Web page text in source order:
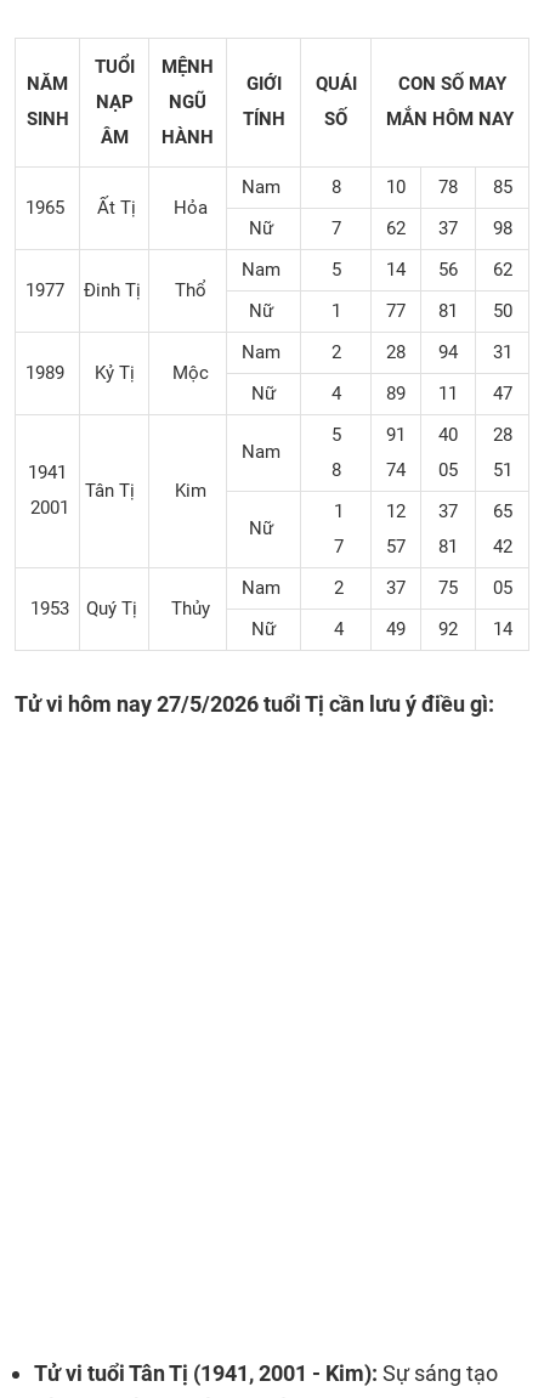
NĂM
SINH
TUỔI
NẠP
ÂM
MỆNH
NGŨ
HÀNH
GIỚI
TÍNH
QUÁI
SỐ
CON SỐ MAY
MẮN HÔM NAY
1965 Ất Tị Hỏa
Nam 8 10 78
85
Nữ
7 62 37 98
1977 Đinh Tị Thổ
Nam 5 14 56
62
Nữ
1 77 81 50
1989 Kỷ Tị Mộc
Nam 2 28 94
31
Nữ
4 89 11 47
1941
2001
Tân Tị Kim
Nam
5
8
91
74
40
05
28
51
Nữ
1
7
12
57
37
81
65
42
1953 Quý Tị Thủy
Nam 2 37 75
05
Nữ
4 49 92 14
Tử vi hôm nay 27/5/2026 tuổi Tị cần lưu ý điều gì:
Tử vi tuổi Tân Tị (1941, 2001 - Kim): Sự sáng tạo